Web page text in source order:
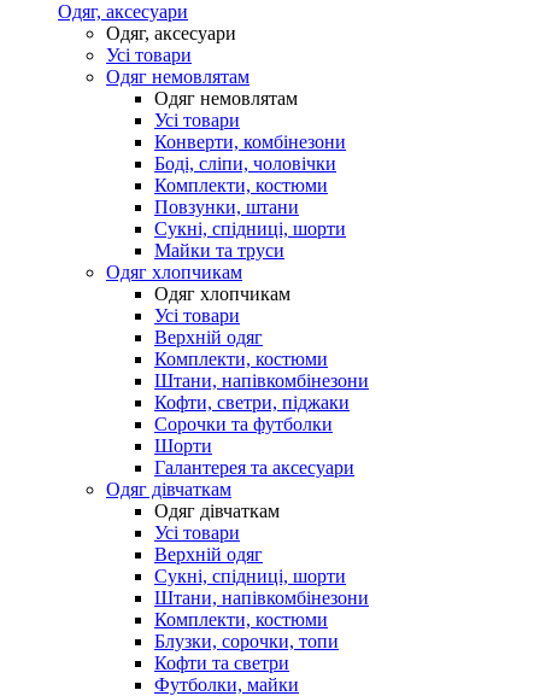
Одяг, аксесуари
Одяг, аксесуари
Усі товари
Одяг немовлятам
Одяг немовлятам
Усі товари
Конверти, комбінезони
Боді, сліпи, чоловічки
Комплекти, костюми
Повзунки, штани
Сукні, спідниці, шорти
Майки та труси
Одяг хлопчикам
Одяг хлопчикам
Усі товари
Верхній одяг
Комплекти, костюми
Штани, напівкомбінезони
Кофти, светри, піджаки
Сорочки та футболки
Шорти
Галантерея та аксесуари
Одяг дівчаткам
Одяг дівчаткам
Усі товари
Верхній одяг
Сукні, спідниці, шорти
Штани, напівкомбінезони
Комплекти, костюми
Блузки, сорочки, топи
Кофти та светри
Футболки, майки